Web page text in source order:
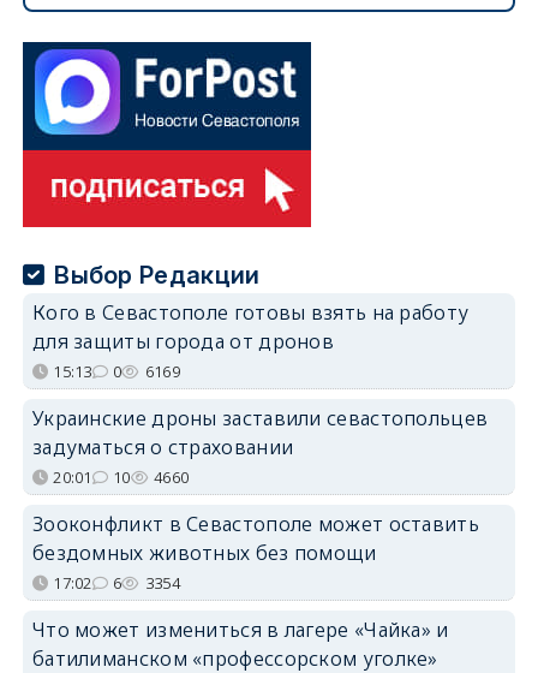
Выбор Редакции
Кого в Севастополе готовы взять на работу
для защиты города от дронов
15:13 0 6169
Украинские дроны заставили севастопольцев
задуматься о страховании
20:01 10 4660
Зооконфликт в Севастополе может оставить
бездомных животных без помощи
17:02 6 3354
Что может измениться в лагере «Чайка» и
батилиманском «профессорском уголке»